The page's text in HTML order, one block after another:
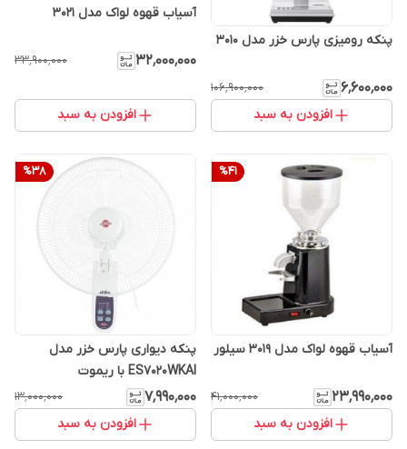
پنکه رومیزی پارس خزر مدل 3010
۶٬۶۰۰٬۰۰۰ ۱۰۶٬۹۰۰٬۰۰۰
افزودن به سبد
آسیاب قهوه لواک مدل 3021
۳۲٬۰۰۰٬۰۰۰ ۳۳٬۹۰۰٬۰۰۰
افزودن به سبد
%41
آسیاب قهوه لواک مدل 3019 سیلور
۲۳٬۹۹۰٬۰۰۰ ۴۱٬۰۰۰٬۰۰۰
افزودن به سبد
%38
پنکه دیواری پارس خزر مدل
ES7020WKAI با ریموت
۷٬۹۹۰٬۰۰۰ ۱۳٬۰۰۰٬۰۰۰
افزودن به سبد